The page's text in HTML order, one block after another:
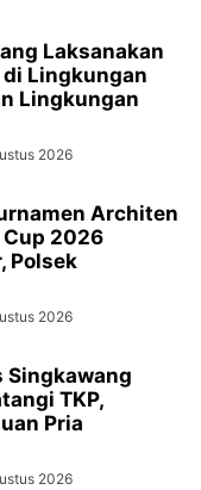
Laksanakan
Lingkungan
Lingkungan
2026
Architen
Cup 2026
Polsek
2026
Singkawang
TKP,
Pria
2026